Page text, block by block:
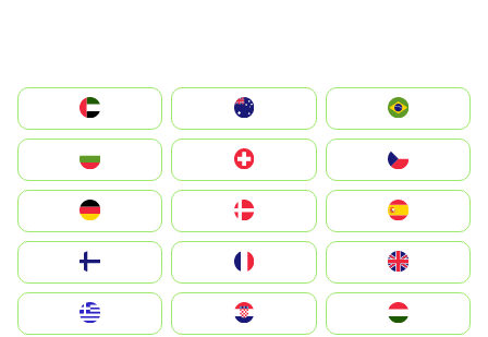
الإمارات العربية المتحدة
Switzerland
Deutschland
United Kingdom
Magyarország